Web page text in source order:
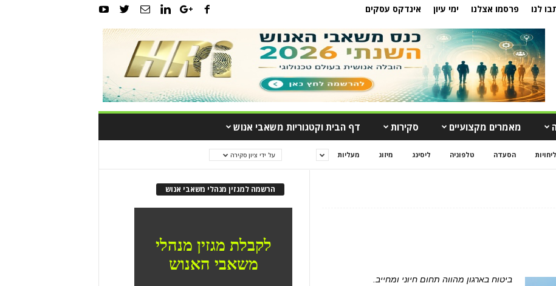
לנו פרסמו אצלנו ימי עיון אינדקס עסקים
מאמרים מקצועיים סקירות דף הבית וקטגוריות משאבי אנוש
הסעדה טלפוניה ליסינג מיזוג מעליות על ידי ציון סקירה
ביטוח בארגון מהווה תחום חיוני ומחייב.
הרשמה למגזין מנהלי משאבי אנוש